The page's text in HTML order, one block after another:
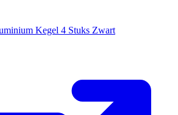
Kegel 4 Stuks Zwart